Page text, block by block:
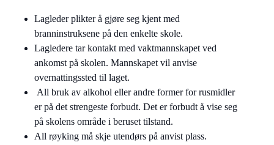
Lagleder plikter å gjøre seg kjent med
branninstruksene på den enkelte skole.
Lagledere tar kontakt med vaktmannskapet ved
ankomst på skolen. Mannskapet vil anvise
overnattingssted til laget.
All bruk av alkohol eller andre former for rusmidler
er på det strengeste forbudt. Det er forbudt å vise seg
på skolens område i beruset tilstand.
All røyking må skje utendørs på anvist plass.